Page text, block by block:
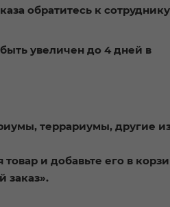
обратитесь к
увеличен до 4 дней в
террариумы, другие
и добавьте его в
заказ».